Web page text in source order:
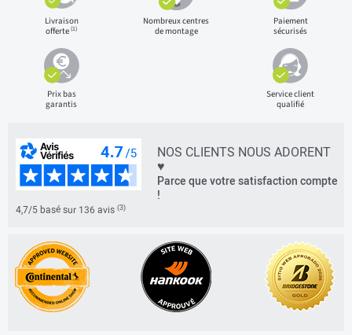
Livraison
offerte(1)
Nombreux centres
de montage
Paiement
sécurisés
Prix bas
garantis
Service client
qualifié
NOS CLIENTS NOUS ADORENT
♥
Parce que votre satisfaction compte
!
4,7/5 basé sur 136 avis (3)